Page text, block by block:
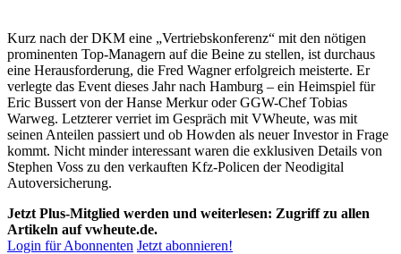
Kurz nach der DKM eine „Vertriebskonferenz“ mit den nötigen
prominenten Top-Managern auf die Beine zu stellen, ist durchaus
eine Herausforderung, die Fred Wagner erfolgreich meisterte. Er
verlegte das Event dieses Jahr nach Hamburg – ein Heimspiel für
Eric Bussert von der Hanse Merkur oder GGW-Chef Tobias
Warweg. Letzterer verriet im Gespräch mit VWheute, was mit
seinen Anteilen passiert und ob Howden als neuer Investor in Frage
kommt. Nicht minder interessant waren die exklusiven Details von
Stephen Voss zu den verkauften Kfz-Policen der Neodigital
Autoversicherung.
Jetzt Plus-Mitglied werden und weiterlesen: Zugriff zu allen
Artikeln auf vwheute.de.
Login für Abonnenten Jetzt abonnieren!